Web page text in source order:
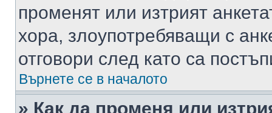
променят или изтрият
хора, злоупотребяващи с
отговори след като са
Върнете се в началото
» Как да променя или